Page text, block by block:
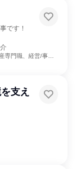
です！
カスタマーサポート/コールセンター
支え